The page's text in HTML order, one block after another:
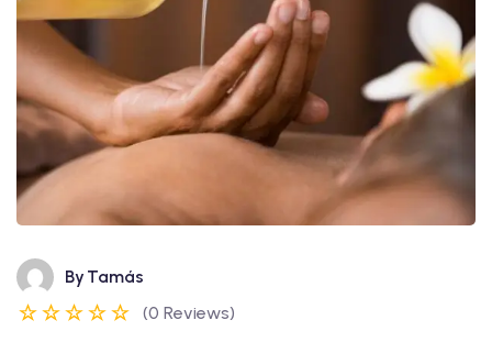
By Tamás
(0 Reviews)